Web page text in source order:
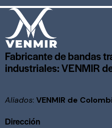
Fabricante de bandas
industriales: VENMIR
Aliados: VENMIR de
Dirección